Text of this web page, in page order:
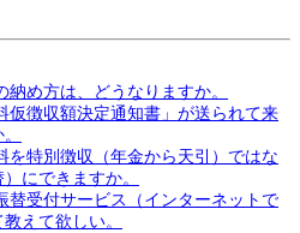
め方は、どうなりますか。
徴収額決定通知書」が送られて来
特別徴収（年金から天引）ではな
にできますか。
受付サービス（インターネットで
えて欲しい。